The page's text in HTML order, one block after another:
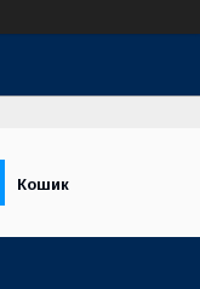
Кошик